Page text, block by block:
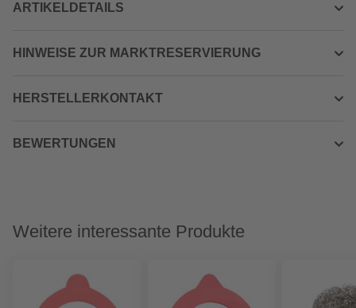
ARTIKELDETAILS
HINWEISE ZUR MARKTRESERVIERUNG
HERSTELLERKONTAKT
BEWERTUNGEN
Weitere interessante Produkte